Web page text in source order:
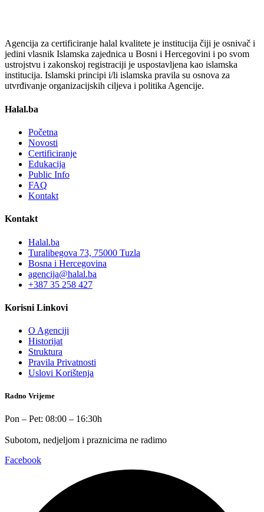
Agencija za certificiranje halal kvalitete je institucija čiji je osnivač i
jedini vlasnik Islamska zajednica u Bosni i Hercegovini i po svom
ustrojstvu i zakonskoj registraciji je uspostavljena kao islamska
institucija. Islamski principi i/li islamska pravila su osnova za
utvrđivanje organizacijskih ciljeva i politika Agencije.
Halal.ba
Početna
Novosti
Certificiranje
Edukacija
Public Info
FAQ
Kontakt
Kontakt
Halal.ba
Turalibegova 73, 75000 Tuzla
Bosna i Hercegovina
agencija@halal.ba
+387 35 258 427
Korisni Linkovi
O Agenciji
Historijat
Struktura
Pravila Privatnosti
Uslovi Korištenja
Radno Vrijeme
Pon – Pet: 08:00 – 16:30h
Subotom, nedjeljom i praznicima ne radimo
Facebook